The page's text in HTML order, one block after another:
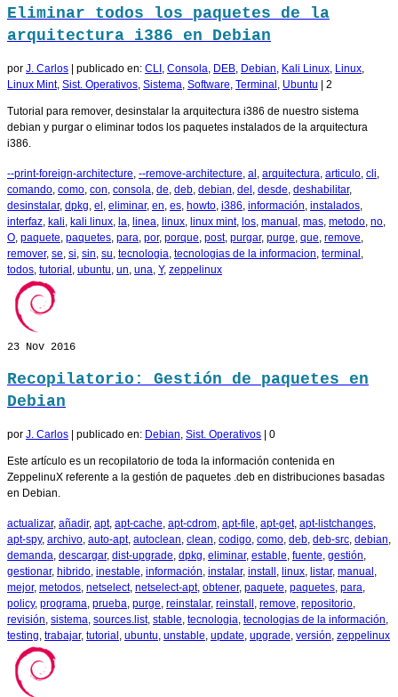
Eliminar todos los paquetes de la
arquitectura i386 en Debian
por J. Carlos publicado en: CLI , Consola, DEB, Debian, Kali Linux, Linux,
Linux Mint, Sist. Operativos, Sistema, Software, Terminal , Ubuntu 2
Tutorial para remover, desinstalar la arquitectura i386 de nuestro sistema
debian y purgar o eliminar todos los paquetes instalados de la arquitectura
i386.
--print-foreign-architecture, --remove-architecture, al , arquitectura, articulo, cli,
comando, como, con, consola, de, deb, debian, del , desde, deshabilitar,
desinstalar, dpkg, el , eliminar, en, es, howto, i386, información, instalados,
interfaz, kali, kali linux, la, linea, linux, linux mint, los, manual , mas, metodo, no,
O, paquete, paquetes, para, por, porque, post, purgar, purge, que, remove,
remover, se, si, sin, su, tecnologia, tecnologias de la informacion, terminal ,
todos, tutorial , ubuntu, un, una, Y, zeppelinux
23 Nov 2016
Recopilatorio: Gestión de paquetes en
Debian
por J. Carlos | publicado en: Debian Sist. Operativos | 0
Este artículo es un recopilatorio de toda la información contenida en
ZeppelinuX referente a la gestión de paquetes .deb en distribuciones basadas
en Debian.
actualizar, añadir, apt, apt-cache apt-cdrom apt-file apt-get, apt-listchanges
apt-spy, archivo auto-apt, autoclean clean codigo como deb deb-src debian
demanda descargar, dist-upgrade dpkg eliminar, estable fuente gestión
gestionar, hibrido inestable información instalar, install linux listar, manual
mejor, metodos netselect, netselect-apt, obtener, paquete paquetes para
policy, programa prueba purge reinstalar, reinstall remove repositorio
revisión sistema sources.list, stable tecnologia tecnologias de la información
testing trabajar, tutorial ubuntu unstable update upgrade versión zeppelinux